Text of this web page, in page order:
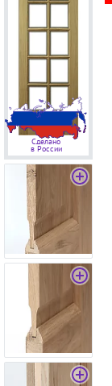
Сделано
в России